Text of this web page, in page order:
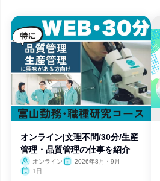
オンライン|文理不問/30分/生産
管理・品質管理の仕事を紹介
オンライン
2026年8月・9月
1日